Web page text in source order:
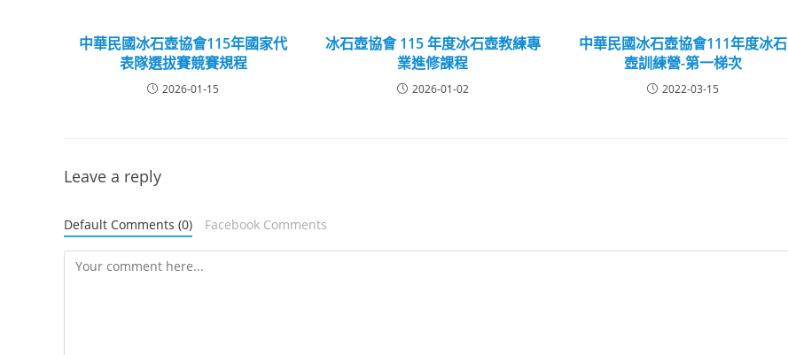
中華民國冰石壺協會115年國家代
表隊選拔賽競賽規程
2026-01-15
冰石壺協會 115 年度冰石壺教練專
業進修課程
2026-01-02
中華民國冰石壺協會111年度冰石
壺訓練營-第一梯次
2022-03-15
Leave a reply
Default Comments (0) Facebook Comments
Comment